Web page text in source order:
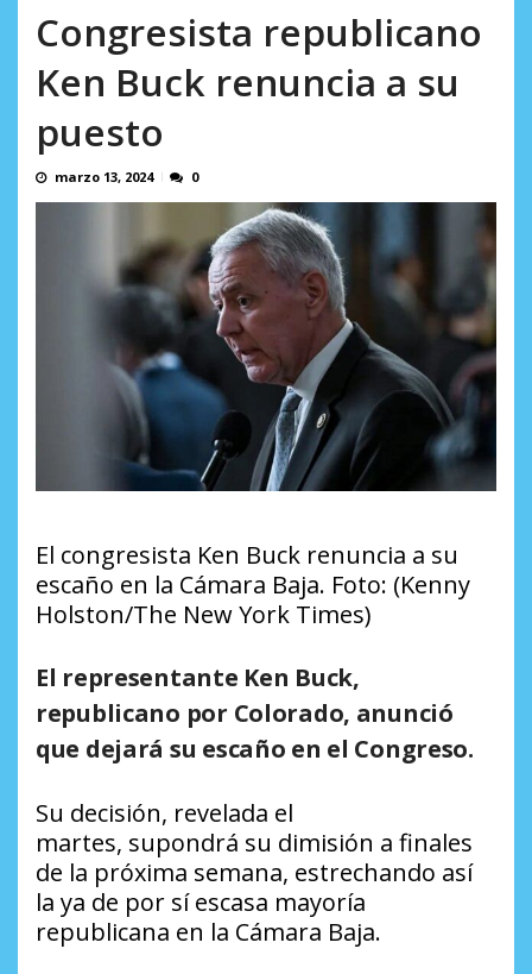
Congresista republicano
Ken Buck renuncia a su
puesto
marzo 13, 2024 0
El congresista Ken Buck renuncia a su
escaño en la Cámara Baja. Foto: (Kenny
Holston/The New York Times)
El representante Ken Buck,
republicano por Colorado, anunció
que dejará su escaño en el Congreso.
Su decisión, revelada el
martes, supondrá su dimisión a finales
de la próxima semana, estrechando así
la ya de por sí escasa mayoría
republicana en la Cámara Baja.